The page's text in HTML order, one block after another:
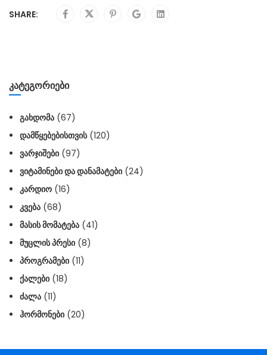
SHARE:
ᲙᲐᲢᲔᲒᲝᲠᲘᲔᲑᲘ
ᲒᲐᲮᲓᲝᲛᲐ (67)
ᲓᲐᲛᲬᲧᲔᲑᲔᲑᲘᲡᲗᲕᲘᲡ(120)
ᲕᲐᲠᲯᲘᲨᲔᲑᲘ (97)
ᲕᲘᲢᲐᲛᲘᲜᲔᲑᲘ ᲓᲐ ᲓᲐᲜᲐᲛᲐᲢᲔᲑᲘ (24)
ᲙᲐᲠᲓᲘᲝ (16)
ᲙᲕᲔᲑᲐ (68)
ᲛᲐᲡᲘᲡ ᲛᲝᲛᲐᲢᲔᲑᲐ (41)
ᲛᲣᲪᲚᲘᲡ ᲞᲠᲔᲡᲘ (8)
ᲞᲠᲝᲒᲠᲐᲛᲔᲑᲘ (11)
ᲥᲐᲚᲔᲑᲘ (18)
ᲫᲐᲚᲐ (11)
ᲰᲝᲠᲛᲝᲜᲔᲑᲘ (20)